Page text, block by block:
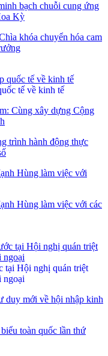
bạch chuỗi cung ứng
Kỳ
khóa chuyển hóa cam
tế về kinh tế
Cùng xây dựng Cộng
trình hành động thực
Hùng làm việc với
Hùng làm việc với các
tại Hội nghị quán triệt
ngoại
mới về hội nhập kinh
toàn quốc lần thứ